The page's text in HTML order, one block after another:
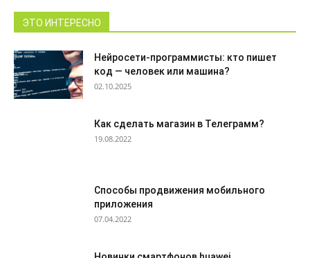
ЭТО ИНТЕРЕСНО
Нейросети-программисты: кто пишет
код — человек или машина?
02.10.2025
Как сделать магазин в Телеграмм?
19.08.2022
Способы продвижения мобильного
приложения
07.04.2022